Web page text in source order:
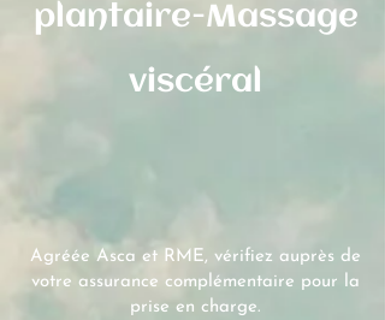
plantaire-Massage
viscéral
Agréée Asca et RME, vérif​iez auprès de​​
votre assurance complémentaire pour la
prise en charge.